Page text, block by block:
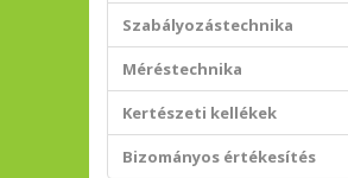
Szabályozástechnika
Méréstechnika
Kertészeti kellékek
Bizományos értékesítés